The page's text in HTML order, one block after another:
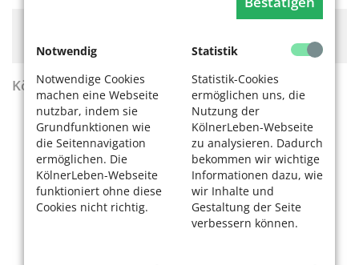
Notwendig
Notwendige Cookies
machen eine Webseite
nutzbar, indem sie
Grundfunktionen wie
die Seitennavigation
ermöglichen. Die
KölnerLeben-Webseite
funktioniert ohne diese
Cookies nicht richtig.
Statistik
Statistik-Cookies
ermöglichen uns, die
Nutzung der
KölnerLeben-Webseite
zu analysieren. Dadurch
bekommen wir wichtige
Informationen dazu, wie
wir Inhalte und
Gestaltung der Seite
verbessern können.
finanzieren. Bitte akzeptieren Sie dieCookie-Meldung.
KölnerLeben Sommer 2026